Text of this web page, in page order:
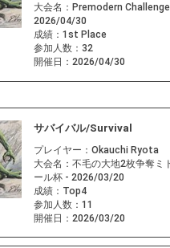
大会名： Premodern
2026/04/30
成績： 1st Place
参加人数： 32
開催日： 2026/04/30
サバイバル/Survival
プレイヤー： Okauchi Ryota
大会名： 不毛の大地2枚争奪ミ
ール杯 - 2026/03/20
成績： Top4
参加人数： 11
開催日： 2026/03/20